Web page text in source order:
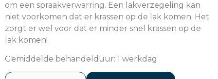
om een spraakverwarring. Een lakverzegeling kan
niet voorkomen dat er krassen op de lak komen. Het
zorgt er wel voor dat er minder snel krassen op de
lak komen!
Gemiddelde behandelduur: 1 werkdag